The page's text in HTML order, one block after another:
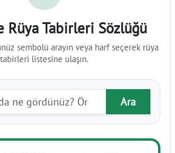
Rüya Tabirleri Sözlüğü
sembolü arayın veya harf seçerek rüya
tabirleri listesine ulaşın.
Ara